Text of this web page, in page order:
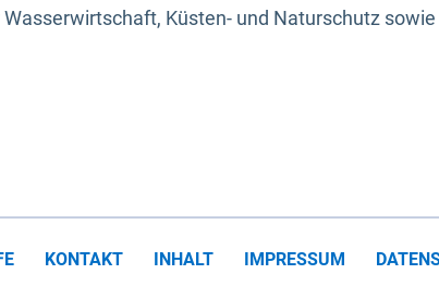
Küsten- und Naturschutz sowie
KONTAKT INHALT IMPRESSUM